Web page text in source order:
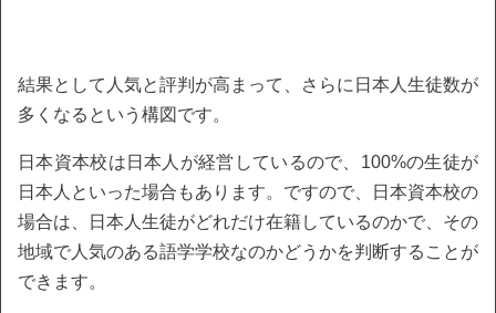
結果として人気と評判が高まって、さらに日本人生徒数が
多くなるという構図です。
日本資本校は日本人が経営しているので、100%の生徒が
日本人といった場合もあります。ですので、日本資本校の
場合は、日本人生徒がどれだけ在籍しているのかで、その
地域で人気のある語学学校なのかどうかを判断することが
できます。